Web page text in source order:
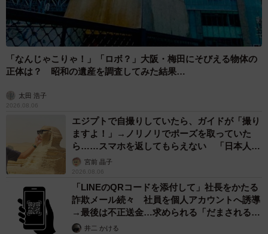
「なんじゃこりゃ！」「ロボ？」大阪・梅田にそびえる物体の
正体は？ 昭和の遺産を調査してみた結果…
太田 浩子
2026.08.06
エジプトで自撮りしていたら、ガイドが「撮り
ますよ！」→ノリノリでポーズを取っていた
ら……スマホを返してもらえない 「日本人は
カモ代表かも」「私は6時間で3万円払った」
宮前 晶子
2026.08.06
「LINEのQRコードを添付して」社長をかたる
詐欺メール続々 社員を個人アカウントへ誘導
→最後は不正送金…求められる「だまされる前
提」の対策
井二 かける